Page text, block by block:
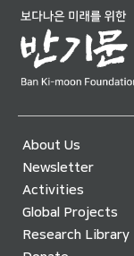
About Us
Newsletter
Activities
Global Projects
Research Library